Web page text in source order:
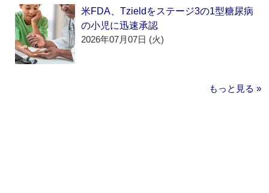
米FDA、Tzieldをステージ3の1型糖尿病
の小児に迅速承認
2026年07月07日 (火)
もっと見る »